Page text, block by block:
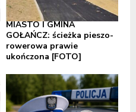
MIASTO I GMINA
GOŁAŃCZ: ścieżka pieszo-
rowerowa prawie
ukończona [FOTO]